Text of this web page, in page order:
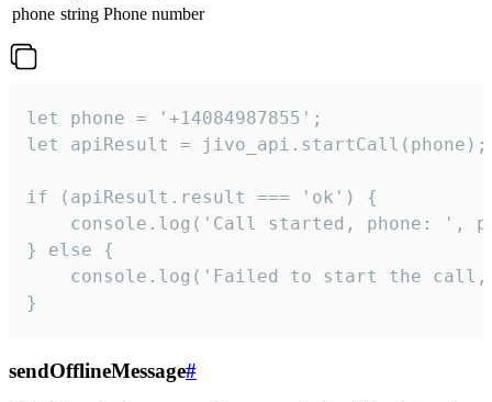
phone string Phone number
let phone = '+14084987855';
let apiResult = jivo_api.startCall(phone);
if (apiResult.result === 'ok') {
console.log('Call started, phone: ',
} else {
console.log('Failed to start the
}
sendOfflineMessage#